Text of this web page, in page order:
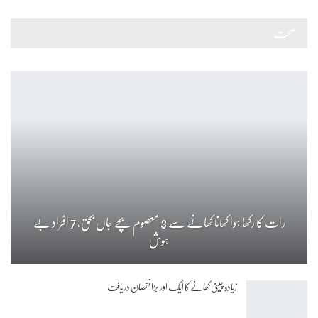
رات کا رکھا ہوا کھانا کھانے سے 3 معصوم بچے جاں بحق، 7 افراد بے
ہوش
زیادہ چینی کھانے کا ایک اور بڑا نقصان دریافت